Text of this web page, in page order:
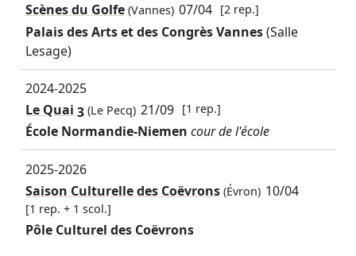
Scènes du Golfe(Vannes) 07/04 [2 rep.]
Palais des Arts et des Congrès Vannes(Salle
Lesage)
2024-2025
Le Quai 3(Le Pecq) 21/09 [1 rep.]
École Normandie-Niemen cour de l'école
2025-2026
Saison Culturelle des Coëvrons(Évron) 10/04
[1 rep. + 1 scol.]
Pôle Culturel des Coëvrons